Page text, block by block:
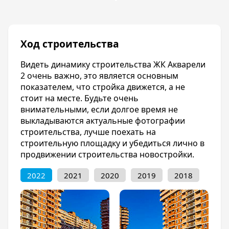
баскетбол. Для автомобилей продумана
периметру крыш делает ЖК невероятно
красивым в вечернее время суток.
Инфраструктура
ЖК Акварели 2 располагается в тихом,
отдаленном от шума, но хорошо развитом
Прикубанском районе. В непосредственной
близости от жилого комплекса находятся:
детский сад №85, школа №94, гипермаркеты
«Метро» и «Лента». За несколько минут на
автомобиле или общественном транспорте
можно добраться до ТРЦ «Красная Площадь».
Также рядом имеются больницы,
поликлиники, отделения банков.
Ход строительства
Видеть динамику строительства ЖК Акварели
2 очень важно, это является основным
показателем, что стройка движется, а не
стоит на месте. Будьте очень
внимательными, если долгое время не
выкладываются актуальные фотографии
строительства, лучше поехать на
строительную площадку и убедиться лично в
продвижении строительства новостройки.
2022 2021 2020 2019 2018